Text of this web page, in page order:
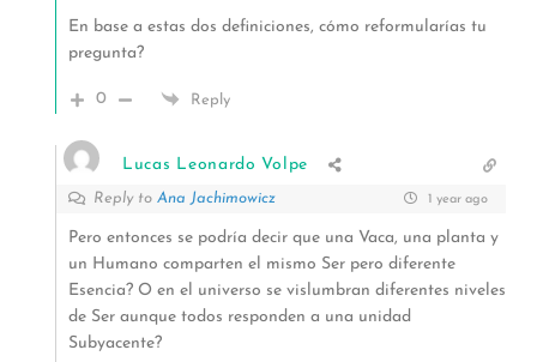
En base a estas dos definiciones, cómo reformularías tu
pregunta?
0 Reply
Lucas Leonardo Volpe
Reply to Ana Jachimowicz 1 year ago
Pero entonces se podría decir que una Vaca, una planta y
un Humano comparten el mismo Ser pero diferente
Esencia? O en el universo se vislumbran diferentes niveles
de Ser aunque todos responden a una unidad
Subyacente?